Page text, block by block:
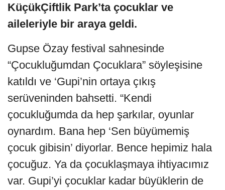
KüçükÇiftlik Park’ta çocuklar ve
aileleriyle bir araya geldi.
Gupse Özay festival sahnesinde
“Çocukluğumdan Çocuklara” söyleşisine
katıldı ve ‘Gupi’nin ortaya çıkış
serüveninden bahsetti. “Kendi
çocukluğumda da hep şarkılar, oyunlar
oynardım. Bana hep ‘Sen büyümemiş
çocuk gibisin’ diyorlar. Bence hepimiz hala
çocuğuz. Ya da çocuklaşmaya ihtiyacımız
var. Gupi’yi çocuklar kadar büyüklerin de